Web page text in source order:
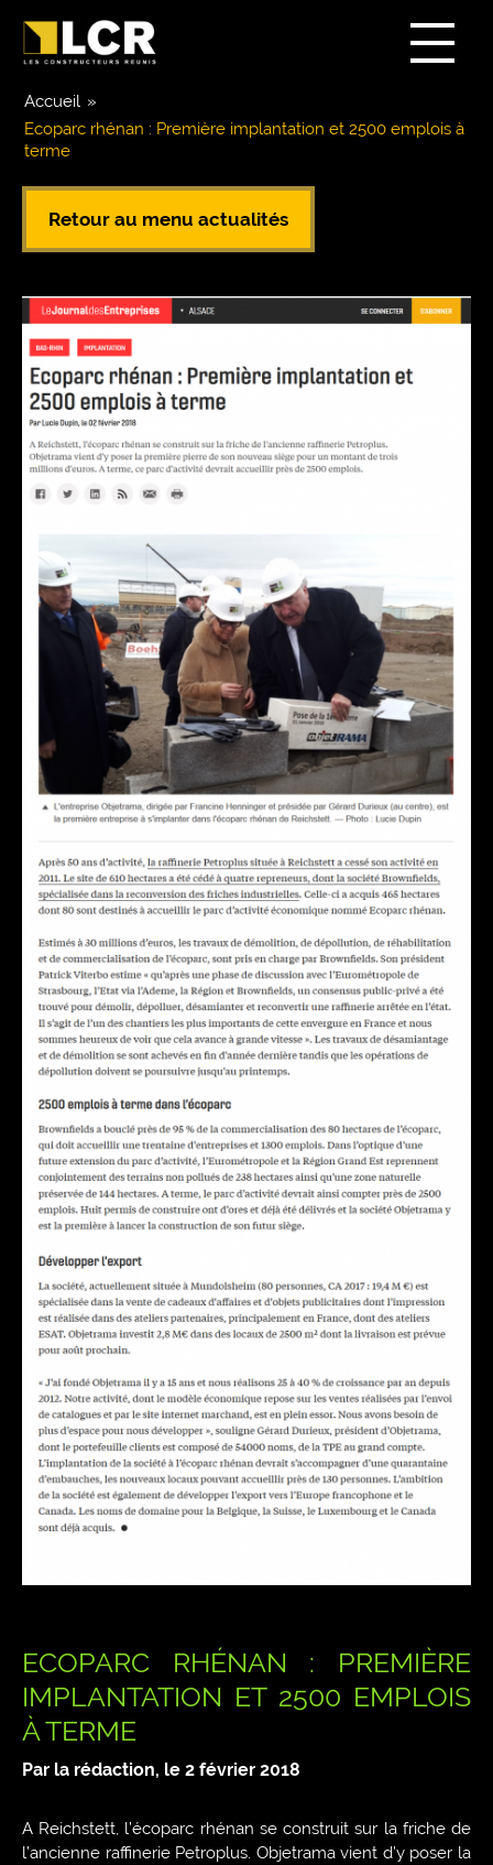
Accueil »
Ecoparc rhénan : Première implantation et 2500 emplois à
terme
Retour au menu actualités
ECOPARC RHÉNAN : PREMIÈRE
IMPLANTATION ET 2500 EMPLOIS
À TERME
Par la rédaction, le 2 février 2018
A Reichstett, l’écoparc rhénan se construit sur la friche de
l’ancienne raffinerie Petroplus. Objetrama vient d’y poser la